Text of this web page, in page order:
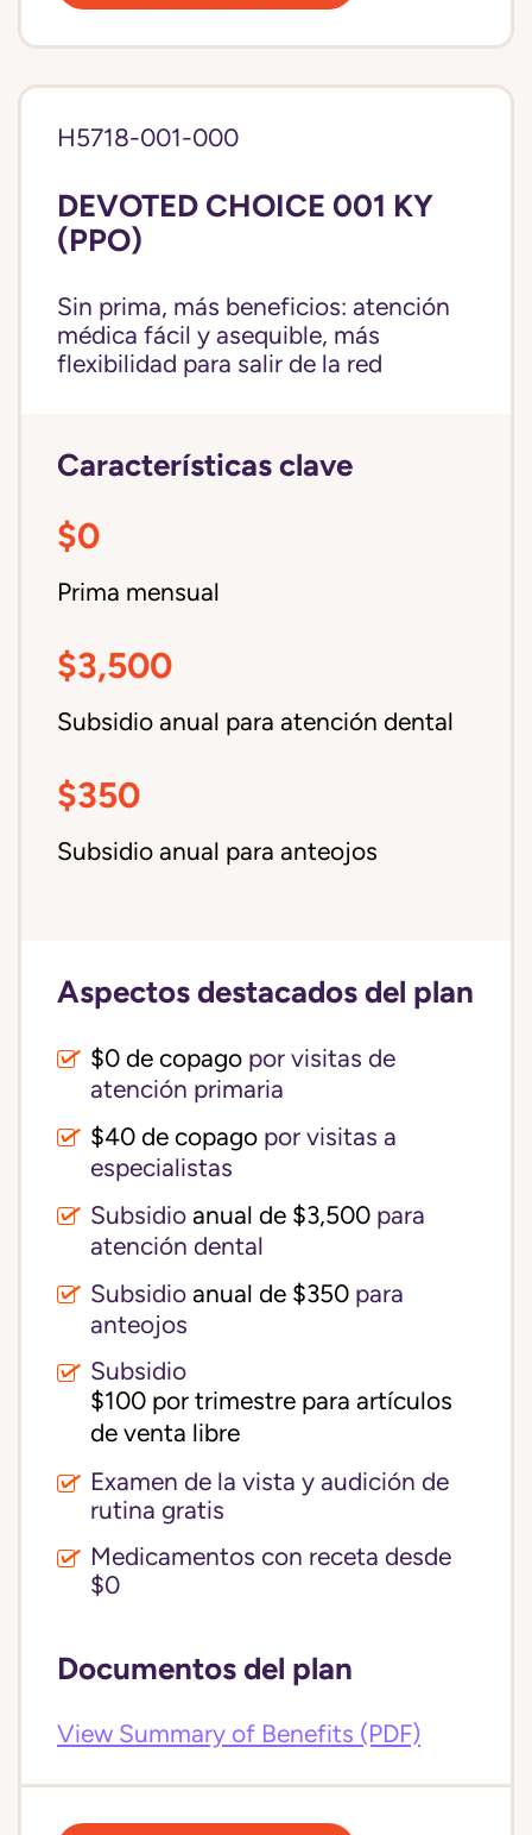
H5718-001-000
DEVOTED CHOICE 001 KY
(PPO)
Sin prima, más beneficios: atención
médica fácil y asequible, más
flexibilidad para salir de la red
Características clave
$0
Prima mensual
$3,500
Subsidio anual para atención dental
$350
Subsidio anual para anteojos
Aspectos destacados del plan
$0 de copago por visitas de
atención primaria
$40 de copago por visitas a
especialistas
Subsidio anual de $3,500 para
atención dental
Subsidio anual de $350 para
anteojos
Subsidio
$100 por trimestre para artículos
de venta libre
Examen de la vista y audición de
rutina gratis
Medicamentos con receta desde
$0
Documentos del plan
View Summary of Benefits (PDF)